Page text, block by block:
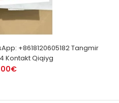
+8618120605182 Tangmir
Kontakt Qiqiyg